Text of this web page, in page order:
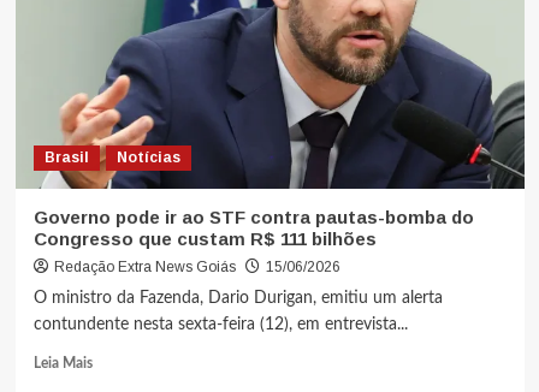
Brasil Notícias
Governo pode ir ao STF contra pautas-bomba do
Congresso que custam R$ 111 bilhões
Redação Extra News Goiás
15/06/2026
O ministro da Fazenda, Dario Durigan, emitiu um alerta
contundente nesta sexta-feira (12), em entrevista...
Leia Mais